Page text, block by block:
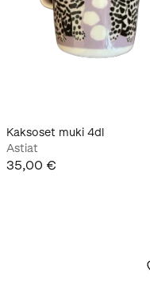
Kaksoset muki 4dl
Astiat
35,00 €